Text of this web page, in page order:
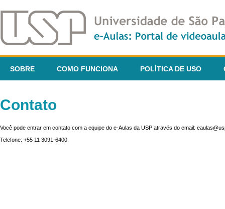
SOBRE COMO FUNCIONA POLÍTICA DE USO
Contato
Você pode entrar em contato com a equipe do e-Aulas da USP através do email:
Telefone: +55 11 3091-6400.